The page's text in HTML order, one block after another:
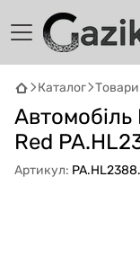
Каталог
Red
Артикул:
GAZIKAI
Онлайн ·
Привіт! 👋